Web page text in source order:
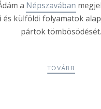
a Népszavában
külföldi folyamatok
pártok tömbösödését.
TOVÁBB